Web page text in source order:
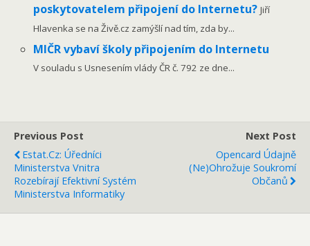
poskytovatelem připojení do Internetu?Jiří
Hlavenka se na Živě.cz zamýšlí nad tím, zda by...
MIČR vybaví školy připojením do Internetu
V souladu s Usnesením vlády ČR č. 792 ze dne...
Previous Post
Estat.cz: Úředníci
Ministerstva Vnitra
Rozebírají Efektivní Systém
Ministerstva Informatiky
Next Post
Opencard Údajně
(ne)ohrožuje Soukromí
Občanů